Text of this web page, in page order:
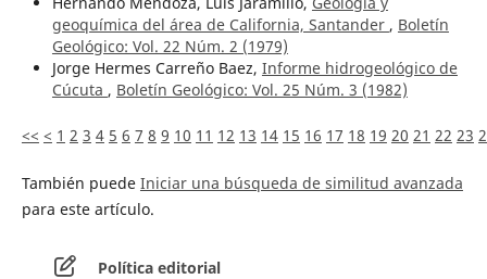
geoquímica del área de California, Santander , Boletín
Geológico: Vol. 22 Núm. 2 (1979)
Jorge Hermes Carreño Baez, Informe hidrogeológico de
Cúcuta , Boletín Geológico: Vol. 25 Núm. 3 (1982)
<< < 1 2 3 4 5 6 7 8 9 10 11 12 13 14 15 16 17 18 19 20 21 22 23
También puede Iniciar una búsqueda de similitud avanzada
para este artículo.
Política editorial